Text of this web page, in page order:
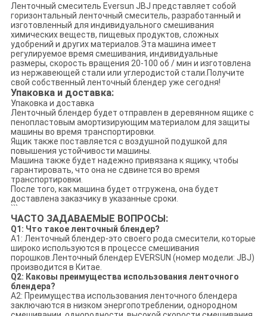
Ленточный смеситель Eversun JBJ представляет собой
горизонтальный ленточный смеситель, разработанный и
изготовленный для индивидуального смешивания
химических веществ, пищевых продуктов, сложных
удобрений и других материалов.Эта машина имеет
регулируемое время смешивания, индивидуальные
размеры, скорость вращения 20-100 об / мин и изготовлена ​​​​
из нержавеющей стали или углеродистой стали.Получите
свой собственный ленточный блендер уже сегодня!
Упаковка и доставка:
Упаковка и доставка
Ленточный блендер будет отправлен в деревянном ящике с
пенопластовым амортизирующим материалом для защиты
машины во время транспортировки.
Ящик также поставляется с воздушной подушкой для
повышения устойчивости машины.
Машина также будет надежно привязана к ящику, чтобы
гарантировать, что она не сдвинется во время
транспортировки.
После того, как машина будет отгружена, она будет
доставлена ​​заказчику в указанные сроки.
```
ЧАСТО ЗАДАВАЕМЫЕ ВОПРОСЫ:
Q1: Что такое ленточный блендер?
A1: Ленточный блендер-это своего рода смесители, которые
широко используются в процессе смешивания
порошков.Ленточный блендер EVERSUN (номер модели: JBJ)
производится в Китае.
Q2: Каковы преимущества использования ленточного
блендера?
A2: Преимущества использования ленточного блендера
заключаются в низком энергопотреблении, однородном